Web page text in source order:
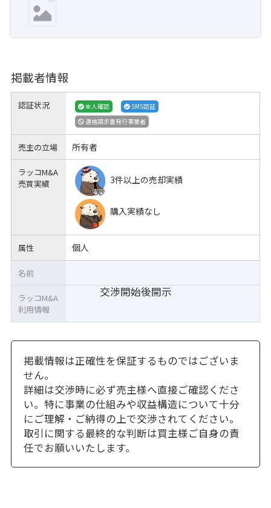
掲載者情報
認証状況 本人確認
SMS認証
適格請求書発行事業者
売主の立場 所有者
ラッコM&A
売買実績
3件以上の売却実績
購入実績なし
属性 個人
交渉開始後開示
名前
ラッコM&A
利用情報
掲載情報は正確性を保証するものではございま
せん。
詳細は交渉時に必ず売主様へ直接ご確認くださ
い。特に事業の仕組みや収益構造について十分
にご理解・ご納得の上で交渉されてください。
取引に関する最終的な判断は買主様ご自身の責
任でお願いいたします。